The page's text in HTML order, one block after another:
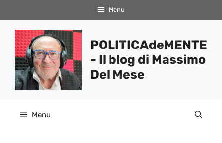
al
contenuto
Menu
POLITICAdeMENTE
- Il blog di Massimo
Del Mese
Menu